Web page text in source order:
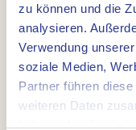
zu können und die
analysieren.
Verwendung
soziale Medien,
Partner führen
weiteren Daten
haben oder die sie
Maas-Radroute
besondere
Kusters. Jedes
auch eine Ode
befinden. Aus